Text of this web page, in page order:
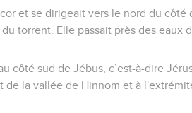
et se dirigeait vers le nord du côté
torrent. Elle passait près des eaux
côté sud de Jébus, c’est-à-dire
de la vallée de Hinnom et à